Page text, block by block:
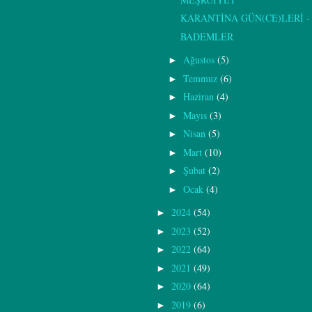
KARANTİNA GÜN(CE)LERİ -
BADEMLER
► Ağustos (5)
► Temmuz (6)
► Haziran (4)
► Mayıs (3)
► Nisan (5)
► Mart (10)
► Şubat (2)
► Ocak (4)
► 2024 (54)
► 2023 (52)
► 2022 (64)
► 2021 (49)
► 2020 (64)
► 2019 (6)